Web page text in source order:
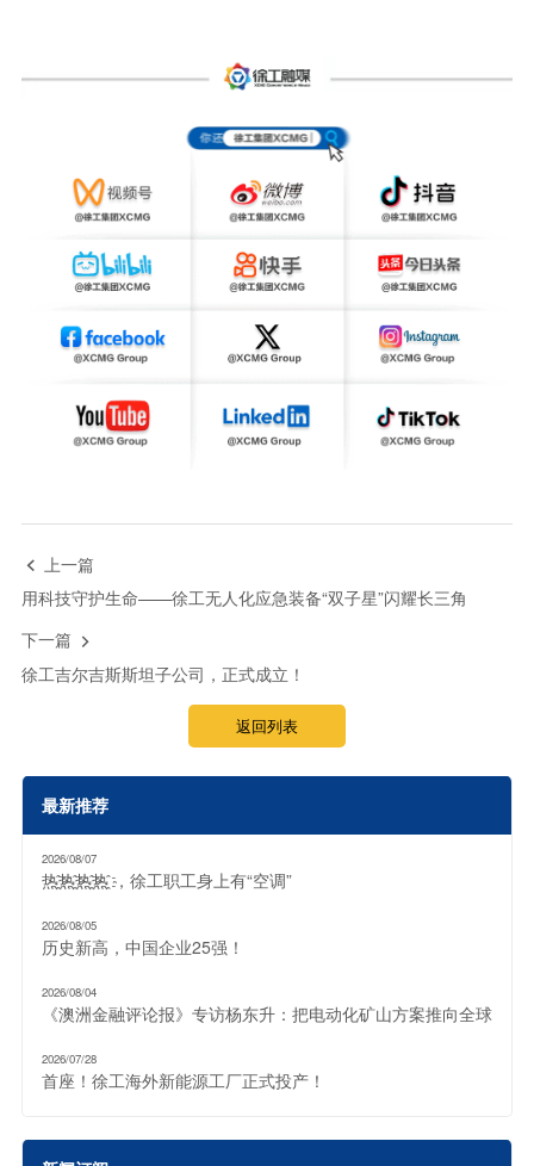

上一篇
用科技守护生命——徐工无人化应急装备“双子星”闪耀长三角
下一篇

徐工吉尔吉斯斯坦子公司，正式成立！
返回列表
最新推荐
2026/08/07
热҈热҈热҈热҈ ，徐工职工身上有“空调”
2026/08/05
历史新高，中国企业25强！
2026/08/04
《澳洲金融评论报》专访杨东升：把电动化矿山方案推向全球
2026/07/28
首座！徐工海外新能源工厂正式投产！